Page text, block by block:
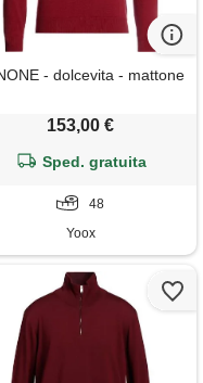
- dolcevita - mattone
153,00 €
Sped. gratuita
48
Yoox